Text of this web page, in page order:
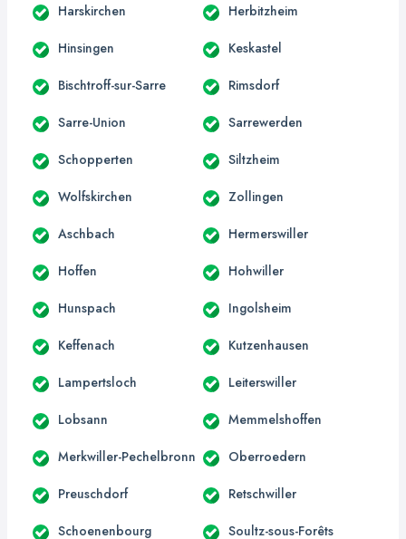
Harskirchen Herbitzheim
Hinsingen Keskastel
Bischtroff-sur-Sarre Rimsdorf
Sarre-Union Sarrewerden
Schopperten Siltzheim
Wolfskirchen Zollingen
Aschbach Hermerswiller
Hoffen Hohwiller
Hunspach Ingolsheim
Keffenach Kutzenhausen
Lampertsloch Leiterswiller
Lobsann Memmelshoffen
Merkwiller-Pechelbronn Oberroedern
Preuschdorf Retschwiller
Schoenenbourg Soultz-sous-Forêts